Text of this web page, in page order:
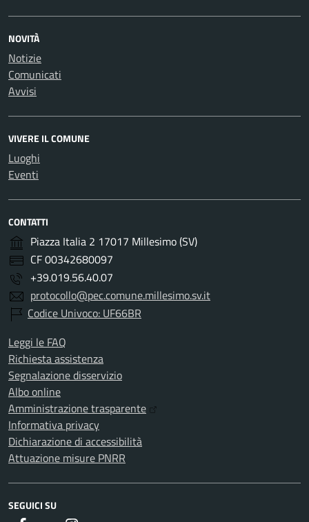
NOVITÀ
Notizie
Comunicati
Avvisi
VIVERE IL COMUNE
Luoghi
Eventi
CONTATTI
Piazza Italia 2 17017 Millesimo (SV)
CF 00342680097
+39.019.56.40.07
protocollo@pec.comune.millesimo.sv.it
Codice Univoco: UF66BR
Leggi le FAQ
Richiesta assistenza
Segnalazione disservizio
Albo online
Amministrazione trasparente
Informativa privacy
Dichiarazione di accessibilità
Attuazione misure PNRR
SEGUICI SU